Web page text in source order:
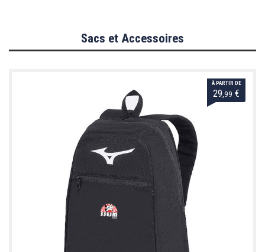
Sacs et Accessoires
À PARTIR DE
29 ,99 €